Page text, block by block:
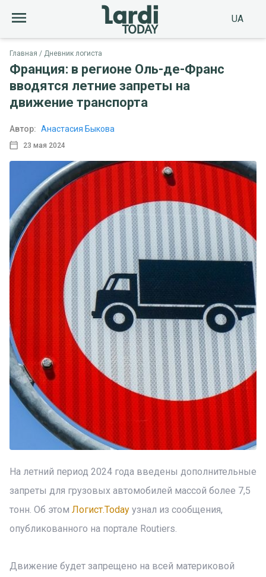
UA
Главная Дневник логиста
Франция: в регионе Оль-де-Франс
вводятся летние запреты на
движение транспорта
23 мая 2024
Автор: Анастасия Быкова
На летний период 2024 года введены дополнительные
запреты для грузовых автомобилей массой более 7,5
тонн. Об этом Логист.Today узнал из сообщения,
опубликованного на портале Routiers.
Движение будет запрещено на всей материковой